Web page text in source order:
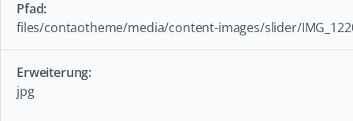
files/contaotheme/media/content-images/slider/
jpg